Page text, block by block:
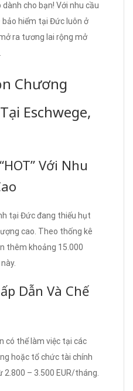
cho bạn! Với nhu cầu
hiểm tại Đức luôn ở
ra tương lai rộng mở
Chương
Eschwege,
Với Nhu
tại Đức đang thiếu hụt
cao. Theo thống kê
thêm khoảng 15.000
Dẫn Và Chế
có thể làm việc tại các
hoặc tổ chức tài chính
– 3.500 EUR/tháng.